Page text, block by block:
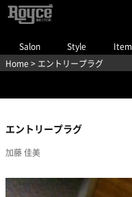
Salon Style Item
Home > エントリープラグ
エントリープラグ
加藤 佳美